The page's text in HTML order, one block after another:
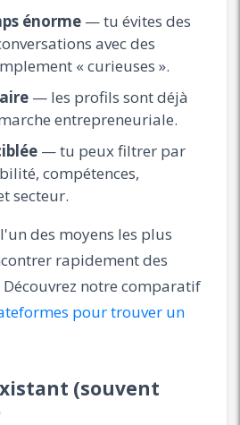
énorme — tu évites des
avec des
« curieuses ».
— les profils sont déjà
entrepreneuriale.
— tu peux filtrer par
compétences,
secteur.
des moyens les plus
rapidement des
notre comparatif
pour trouver un
(souvent